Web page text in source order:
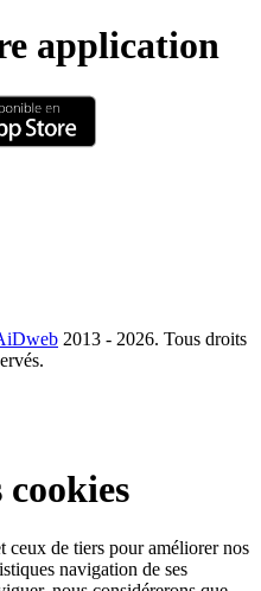
application
2013 - 2026. Tous droits
ceux de tiers pour améliorer nos
navigation de ses